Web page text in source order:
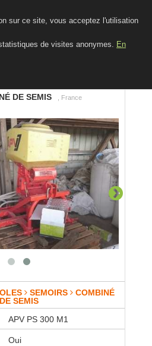
sur ce site, vous acceptez l'utilisation
de visites anonymes. En
DE SEMIS , France
SEMOIRS
COMBINÉ
DE SEMIS
APV PS 300 M1
Oui